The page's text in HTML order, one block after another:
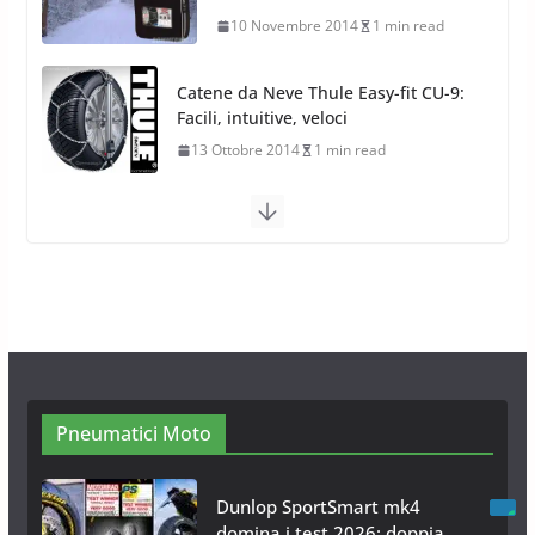
13 Ottobre 2014 1 min read
Calze da Neve Arexocks by
Arexons
26 Ottobre 2013 1 min read
Calze da Neve per Auto 2025:
26 Gennaio 2017
Pneumatici Moto
Dunlop SportSmart mk4